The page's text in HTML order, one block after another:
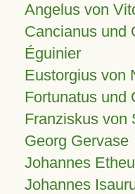
Angelus von
Cancianus und
Éguinier
Eustorgius von
Fortunatus und
Franziskus von
Georg Gervase
Johannes
Johannes